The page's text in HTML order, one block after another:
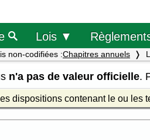
Lois ▼
non-codifiées :Chapitres annuels
n'a pas de valeur officielle.
dispositions contenant le ou les